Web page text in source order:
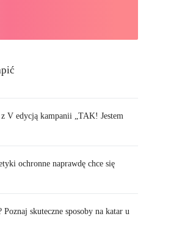
V edycją kampanii „TAK! Jestem
ochronne naprawdę chce się
skuteczne sposoby na katar u